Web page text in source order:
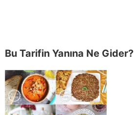
Bu Tarifin Yanına Ne Gider?